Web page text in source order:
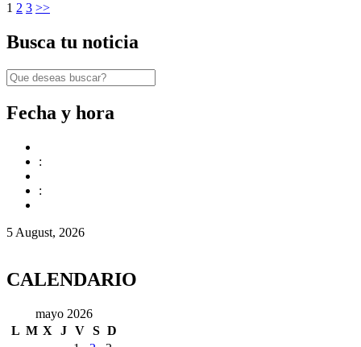
1 2 3 >>
Busca tu noticia
Fecha y hora
:
:
5 August, 2026
CALENDARIO
mayo 2026
L M X J V S D